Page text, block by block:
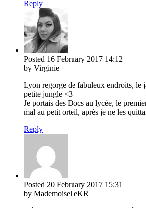
Reply
Posted 16 February 2017 14:12
by Virginie
Lyon regorge de fabuleux endroits, le
petite jungle <3
Je portais des Docs au lycée, le
mal au petit orteil, après je ne les
Reply
Posted 20 February 2017 15:31
by MademoiselleKR